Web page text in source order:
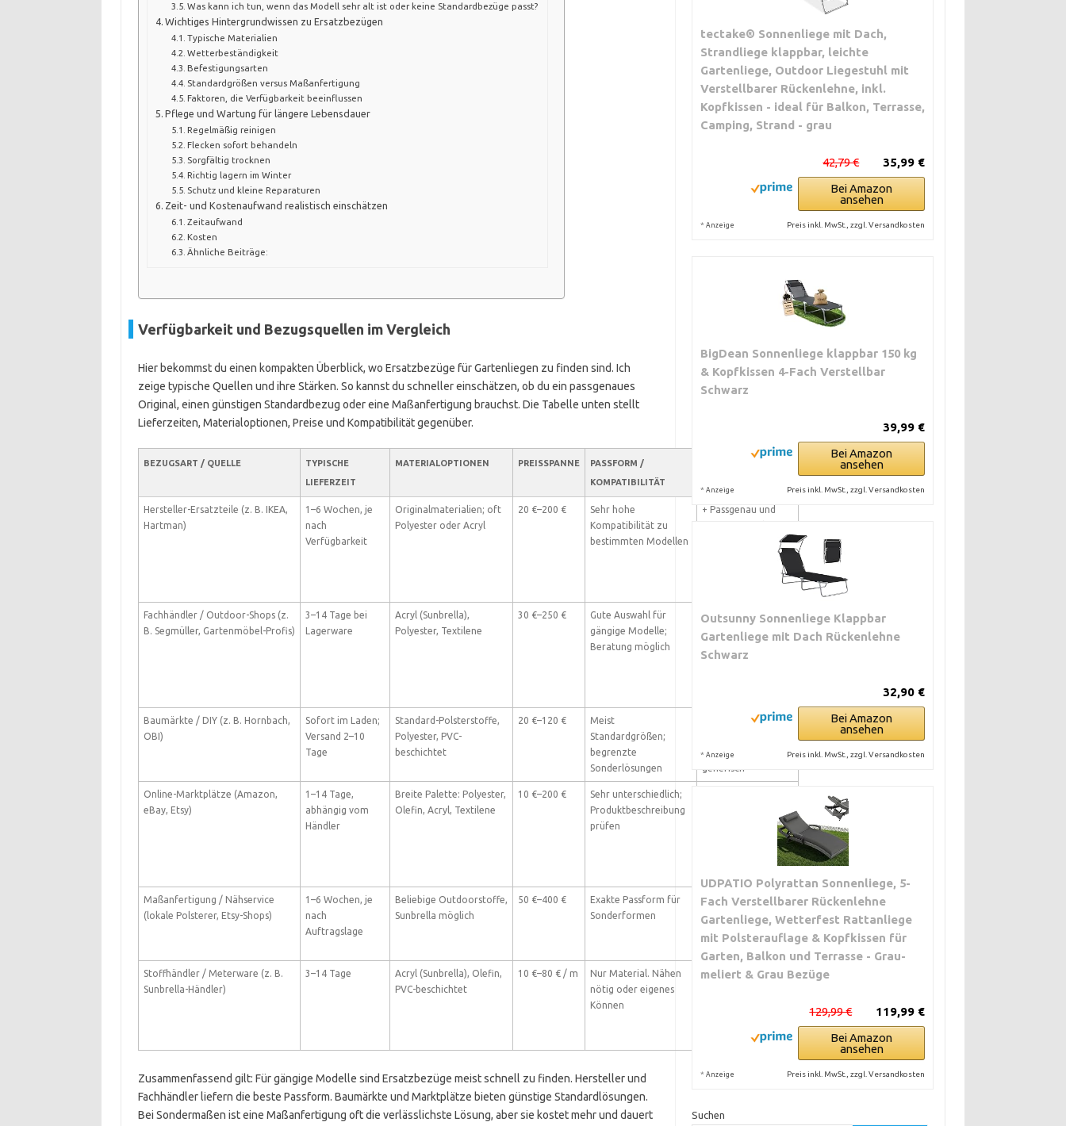
Was kann ich tun, wenn das Modell sehr alt ist oder keine Standardbezüge passt?
Wichtiges Hintergrundwissen zu Ersatzbezügen
Typische Materialien
Wetterbeständigkeit
Befestigungsarten
Standardgrößen versus Maßanfertigung
Faktoren, die Verfügbarkeit beeinflussen
Pflege und Wartung für längere Lebensdauer
Regelmäßig reinigen
Flecken sofort behandeln
Sorgfältig trocknen
Richtig lagern im Winter
Schutz und kleine Reparaturen
Zeit- und Kostenaufwand realistisch einschätzen
Zeitaufwand
Kosten
Ähnliche Beiträge:
Verfügbarkeit und Bezugsquellen im Vergleich
Hier bekommst du einen kompakten Überblick, wo Ersatzbezüge für Gartenliegen zu finden sind. Ich
zeige typische Quellen und ihre Stärken. So kannst du schneller einschätzen, ob du ein passgenaues
Original, einen günstigen Standardbezug oder eine Maßanfertigung brauchst. Die Tabelle unten stellt
Lieferzeiten, Materialoptionen, Preise und Kompatibilität gegenüber.
BEZUGSART / QUELLE
TYPISCHE
LIEFERZEIT
MATERIALOPTIONEN PREISSPANNE
PASSFORM /
KOMPATIBILITÄT
Hersteller-Ersatzteile (z. B. IKEA,
Hartman)
1–6 Wochen, je
nach
Verfügbarkeit
Originalmaterialien; oft
Polyester oder Acryl
20 €–200 €
Sehr hohe
Kompatibilität zu
bestimmten Modellen
+ Passgenau und
und Wege können
Fachhändler / Outdoor-Shops (z.
B. Segmüller, Gartenmöbel-Profis)
3–14 Tage bei
Lagerware
Acryl (Sunbrella),
Polyester, Textilene
30 €–250 €
Gute Auswahl für
gängige Modelle;
Beratung möglich
+ Beratung und
bessere
Materialhinweise
− Nicht alle
Baumärkte / DIY (z. B. Hornbach,
OBI)
Sofort im Laden;
Versand 2–10
Tage
Standard-Polsterstoffe,
Polyester, PVC-
beschichtet
20 €–120 €
Meist
Standardgrößen;
begrenzte
Sonderlösungen
+ Schnell verfügbar
− Passform oft nur
generisch
Online-Marktplätze (Amazon,
eBay, Etsy)
1–14 Tage,
abhängig vom
Händler
Breite Palette: Polyester,
Olefin, Acryl, Textilene
10 €–200 €
Sehr unterschiedlich;
Produktbeschreibung
prüfen
Maßanfertigung / Nähservice
(lokale Polsterer, Etsy-Shops)
1–6 Wochen, je
nach
Auftragslage
Beliebige Outdoorstoffe,
Sunbrella möglich
50 €–400 €
Exakte Passform für
Sonderformen
+ Perfekte Passform
und Materialwahl
− Teurer und
Stoffhändler / Meterware (z. B.
Sunbrella-Händler)
3–14 Tage
Acryl (Sunbrella), Olefin,
PVC-beschichtet
10 €–80 € / m
Nur Material. Nähen
nötig oder eigenes
Können
+ Beste
Nähservice
Zusammenfassend gilt: Für gängige Modelle sind Ersatzbezüge meist schnell zu finden. Hersteller und
Fachhändler liefern die beste Passform. Baumärkte und Marktplätze bieten günstige Standardlösungen.
Bei Sondermaßen ist eine Maßanfertigung oft die verlässlichste Lösung, aber sie kostet mehr und dauert
tectake® Sonnenliege mit Dach,
Strandliege klappbar, leichte
Gartenliege, Outdoor Liegestuhl mit
Verstellbarer Rückenlehne, inkl.
Kopfkissen - ideal für Balkon, Terrasse,
Camping, Strand - grau
35,99 €
42,79 €
Bei Amazon
ansehen
* Anzeige Preis inkl. MwSt., zzgl. Versandkosten
BigDean Sonnenliege klappbar 150 kg
& Kopfkissen 4-Fach Verstellbar
Schwarz
39,99 €
Bei Amazon
ansehen
* Anzeige Preis inkl. MwSt., zzgl. Versandkosten
Outsunny Sonnenliege Klappbar
Gartenliege mit Dach Rückenlehne
Schwarz
32,90 €
Bei Amazon
ansehen
* Anzeige Preis inkl. MwSt., zzgl. Versandkosten
UDPATIO Polyrattan Sonnenliege, 5-
Fach Verstellbarer Rückenlehne
Gartenliege, Wetterfest Rattanliege
mit Polsterauflage & Kopfkissen für
Garten, Balkon und Terrasse - Grau-
meliert & Grau Bezüge
119,99 €
129,99 €
Bei Amazon
ansehen
* Anzeige Preis inkl. MwSt., zzgl. Versandkosten
Suchen